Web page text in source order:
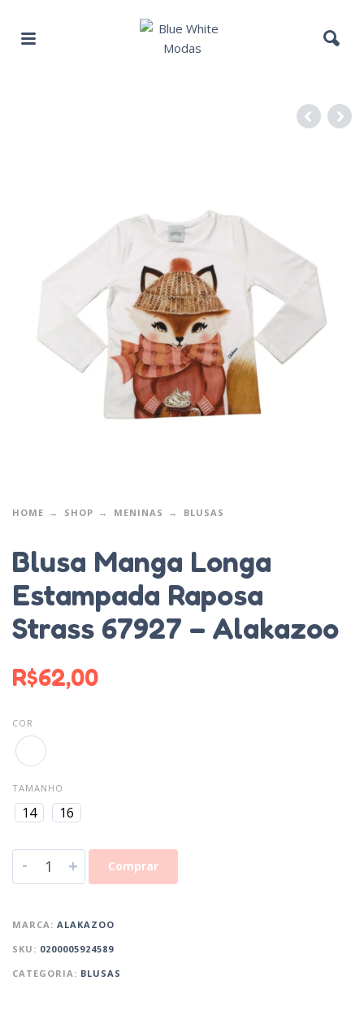
HOME SHOP MENINAS BLUSAS
Blusa Manga Longa
Estampada Raposa
Strass 67927 – Alakazoo
R$62,00
COR
TAMANHO
14 16
- + Comprar
MARCA: ALAKAZOO
SKU: 0200005924589
CATEGORIA: BLUSAS